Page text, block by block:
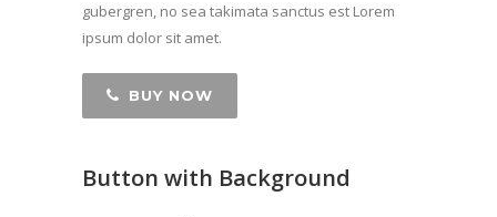
gubergren, no sea takimata sanctus est Lorem
ipsum dolor sit amet.
BUY NOW
Button with Background